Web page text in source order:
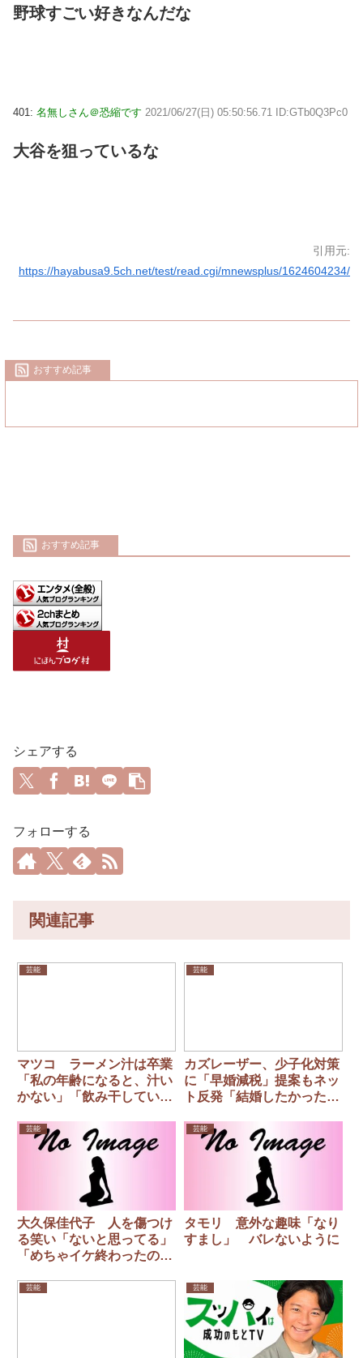
野球すごい好きなんだな
401: 名無しさん＠恐縮です 2021/06/27(日) 05:50:56.71 ID:GTb0Q3Pc0
大谷を狙っているな
引用元:
https://hayabusa9.5ch.net/test/read.cgi/mnewsplus/1624604234/
おすすめ記事
おすすめ記事
シェアする
フォローする
関連記事
芸能
マツコ ラーメン汁は卒業
「私の年齢になると、汁い
かない」「飲み干していた
だにやっちゃう食習慣とは
芸能
カズレーザー、少子化対策
に「早婚減税」提案もネッ
ト反発「結婚したかったの
芸能
大久保佳代子 人を傷つけ
る笑い「ないと思ってる」
「めちゃイケ終わったのも
芸能
タモリ 意外な趣味「なり
すまし」 バレないように
芸能 芸能